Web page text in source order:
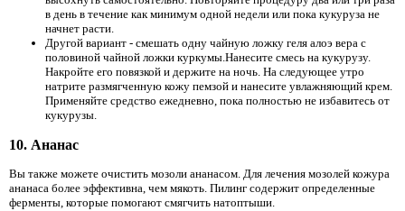
в день в течение как минимум одной недели или пока кукуруза не
начнет расти.
Другой вариант - смешать одну чайную ложку геля алоэ вера с
половиной чайной ложки куркумы.Нанесите смесь на кукурузу.
Накройте его повязкой и держите на ночь. На следующее утро
натрите размягченную кожу пемзой и нанесите увлажняющий крем.
Применяйте средство ежедневно, пока полностью не избавитесь от
кукурузы.
10. Ананас
Вы также можете очистить мозоли ананасом. Для лечения мозолей кожура
ананаса более эффективна, чем мякоть. Пилинг содержит определенные
ферменты, которые помогают смягчить натоптыши.